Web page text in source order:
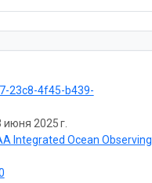
23c8-4f45-b439-
июня 2025 г.
Integrated Ocean Observing